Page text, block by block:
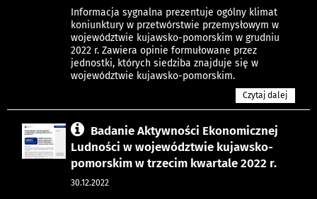
Informacja sygnalna prezentuje ogólny klimat
koniunktury w przetwórstwie przemysłowym w
województwie kujawsko-pomorskim w grudniu
2022 r. Zawiera opinie formułowane przez
jednostki, których siedziba znajduje się w
województwie kujawsko-pomorskim.
Czytaj dalej
Badanie Aktywności Ekonomicznej
Ludności w województwie kujawsko-
pomorskim w trzecim kwartale 2022 r.
30.12.2022